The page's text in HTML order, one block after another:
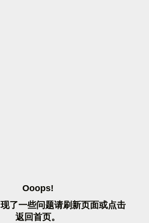
OOOPS!
现了一些问题请刷 新页面或点击
返 回首页。